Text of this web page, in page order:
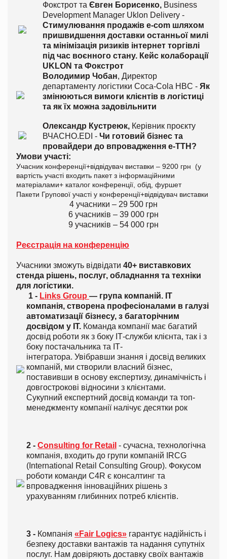
Фокстрот та Євген Борисенко, Business
Development Manager Uklon Delivery -
Стимулювання продажів e-com шляхом
пришвидшення доставки останньої милі
та мінімізація ризиків інтернет торгівлі
під час воєнного стану. Кейс колаборації
UKLON та Фокстрот
Володимир Чобан, Директор
департаменту логістики Coca-Cola HBC - Як
змінюються вимоги клієнтів в логістиці
та як їх можна задовільнити
Олександр Кустреюк, Керівник проєкту
ВЧАСНО.EDI - Чи готовий бізнес та
провайдери до впровадження е-ТТН?
Умови участі:
Учасник конференції+відвідувач виставки – 9200 грн (у
вартість участі входить пакет з інформаційними
матеріалами+ каталог конференції, обід, фуршет
Пакети Групової участі у конференції+відвідувач виставки
4 учасники – 29 500 грн
6 учасників – 39 000 грн
9 учасників – 54 000 грн
Реєстрація на конференцію
Учасники зможуть відвідати 40+ виставкових
стенда рішень, послуг, обладнання та техніки
для логістики.
1 - Links Group — група компаній. IT
компанія, створена професіоналами в галузі
автоматизації бізнесу, з багаторічним
досвідом у IT. Команда компанії має багатий
досвід роботи як з боку ІТ-служби клієнта, так і з
боку постачальника та ІТ-
інтегратора. Увібравши знання і досвід великих
компаній, ми створили власний бізнес,
поставивши в основу експертизу, динамічність і
довгострокові відносини з клієнтами.
Сукупний експертний досвід команди та топ-
менеджменту компанії налічує десятки рок
2 - Consulting for Retail - сучасна, технологічна
компанія, входить до групи компаній IRCG
(International Retail Consulting Group). Фокусом
роботи команди C4R є консалтинг та
впровадження інноваційних рішень з
урахуванням глибинних потреб клієнтів.
3 - Компанія «Fair Logics» гарантує надійність і
безпеку доставки вантажів та надання супутніх
послуг. Нам довіряють доставку своїх вантажів